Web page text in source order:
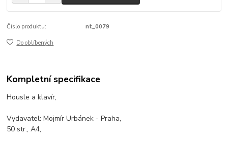
Číslo produktu: nt_0079
Do oblíbených
Kompletní specifikace
Housle a klavír,
Vydavatel: Mojmír Urbánek - Praha,
50 str., A4,